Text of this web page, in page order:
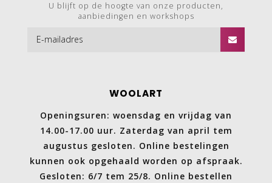
U blijft op de hoogte van onze producten,
aanbiedingen en workshops
WOOLART
Openingsuren: woensdag en vrijdag van
14.00-17.00 uur. Zaterdag van april tem
augustus gesloten. Online bestelingen
kunnen ook opgehaald worden op afspraak.
Gesloten: 6/7 tem 25/8. Online bestellen